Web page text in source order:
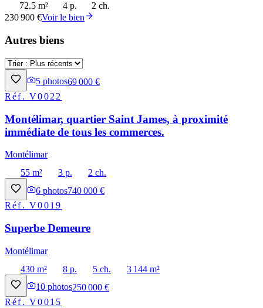
72.5 m² 4 p.
2 ch.
230 900 €Voir le bien
Autres biens
5 photos69 000 €
Réf.V0022
Montélimar, quartier Saint James, à proximité
immédiate de tous les commerces.
Montélimar
55 m²
3 p.
2 ch.
6 photos740 000 €
Réf.V0019
Superbe Demeure
Montélimar
430 m²
8 p. 5 ch.
3 144 m²
10 photos250 000 €
Réf.V0015